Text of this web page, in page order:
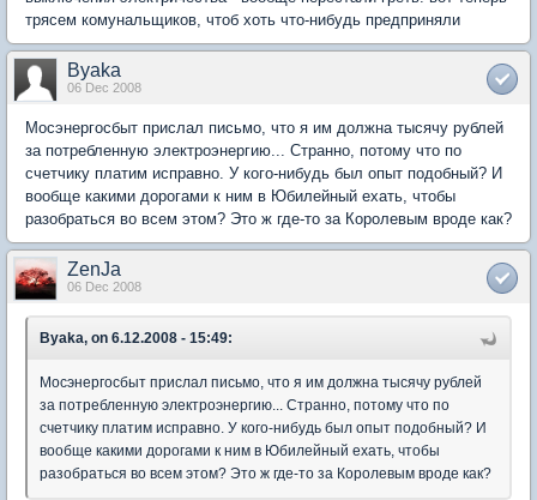
трясем комунальщиков, чтоб хоть что-нибудь предприняли
Byaka
06 Dec 2008
Мосэнергосбыт прислал письмо, что я им должна тысячу рублей
за потребленную электроэнергию... Странно, потому что по
счетчику платим исправно. У кого-нибудь был опыт подобный? И
вообще какими дорогами к ним в Юбилейный ехать, чтобы
разобраться во всем этом? Это ж где-то за Королевым вроде как?
ZenJa
06 Dec 2008
Byaka, on 6.12.2008 - 15:49:
Мосэнергосбыт прислал письмо, что я им должна тысячу рублей
за потребленную электроэнергию... Странно, потому что по
счетчику платим исправно. У кого-нибудь был опыт подобный? И
вообще какими дорогами к ним в Юбилейный ехать, чтобы
разобраться во всем этом? Это ж где-то за Королевым вроде как?